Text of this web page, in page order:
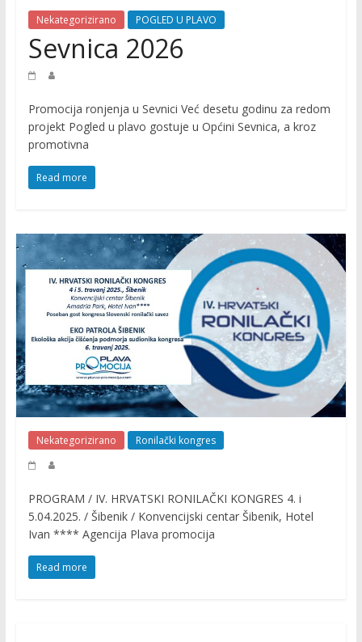
M
O
C
J
A
P
r
o
m
o
c
i
Nekategorizirano POGLED U PLAVO
Sevnica 2026
Promocija ronjenja u Sevnici Već desetu godinu za redom
projekt Pogled u plavo gostuje u Općini Sevnica, a kroz
promotivna
Read more
Nekategorizirano Ronilački kongres
PROGRAM / IV. HRVATSKI RONILAČKI KONGRES 4. i
5.04.2025. / Šibenik / Konvencijski centar Šibenik, Hotel
Ivan **** Agencija Plava promocija
Read more